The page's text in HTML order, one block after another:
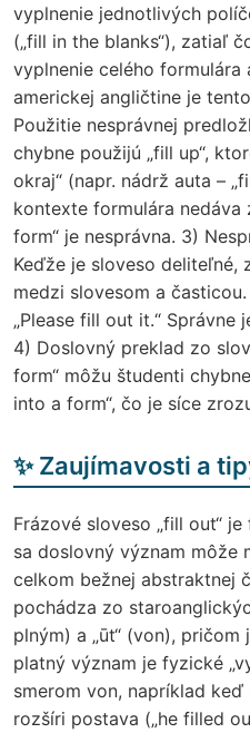
vyplnenie jednotlivých
(„fill in the blanks“), zatiaľ
vyplnenie celého formulára
americkej angličtine je
Použitie nesprávnej
chybne použijú „fill up“,
okraj“ (napr. nádrž auta –
kontexte formulára nedáva
form“ je nesprávna. 3)
Keďže je sloveso deliteľné,
medzi slovesom a
„Please fill out it.“ Správne
4) Doslovný preklad zo
form“ môžu študenti
into a form“, čo je síce
✨ Zaujímavosti a
Frázové sloveso „fill out“
sa doslovný význam môže
celkom bežnej abstraktnej
pochádza zo
plným) a „ūt“ (von),
platný význam je fyzické
smerom von, napríklad
rozšíri postava („he filled